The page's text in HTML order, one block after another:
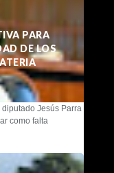
PARA
DE LOS
Jesús Parra
como falta